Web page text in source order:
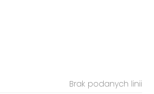
Brak podanych linii